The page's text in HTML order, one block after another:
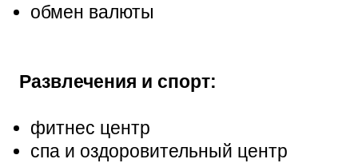
обмен валюты
Развлечения и спорт:
фитнес центр
спа и оздоровительный центр